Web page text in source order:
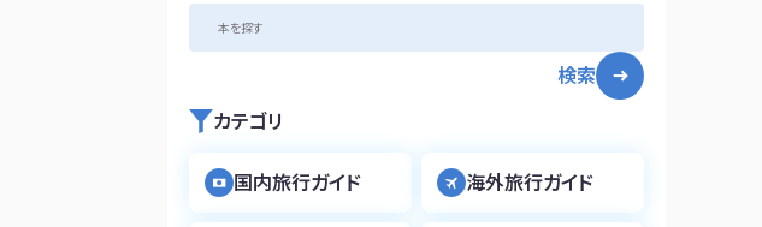
検索
カテゴリ
国内旅行ガイド 海外旅行ガイド